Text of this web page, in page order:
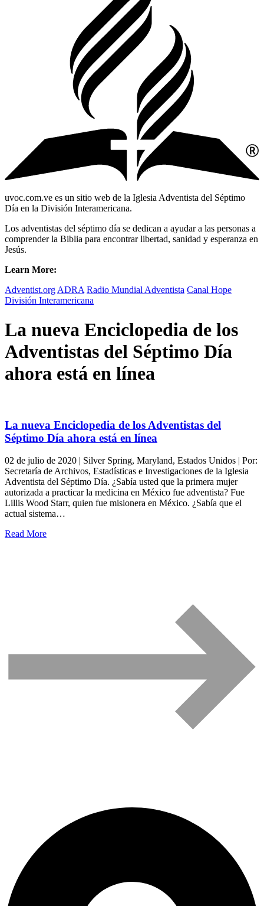
uvoc.com.ve es un sitio web de la Iglesia Adventista del Séptimo
Día en la División Interamericana.
Los adventistas del séptimo día se dedican a ayudar a las personas a
comprender la Biblia para encontrar libertad, sanidad y esperanza en
Jesús.
Learn More:
Adventist.org ADRA Radio Mundial Adventista Canal Hope
División Interamericana
La nueva Enciclopedia de los
Adventistas del Séptimo Día
ahora está en línea
La nueva Enciclopedia de los Adventistas del
Séptimo Día ahora está en línea
02 de julio de 2020 | Silver Spring, Maryland, Estados Unidos | Por:
Secretaría de Archivos, Estadísticas e Investigaciones de la Iglesia
Adventista del Séptimo Día. ¿Sabía usted que la primera mujer
autorizada a practicar la medicina en México fue adventista? Fue
Lillis Wood Starr, quien fue misionera en México. ¿Sabía que el
actual sistema…
Read More